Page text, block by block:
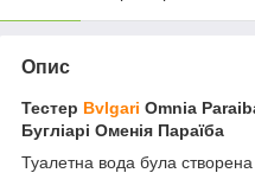
Опис
Тестер Bvlgari Omnia
Бугліарі Оменія Параїба
Туалетна вода була